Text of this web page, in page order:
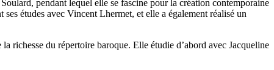
pendant lequel elle se fascine pour la création contemporaine
études avec Vincent Lhermet, et elle a également réalisé un
richesse du répertoire baroque. Elle étudie d’abord avec Jacqueline